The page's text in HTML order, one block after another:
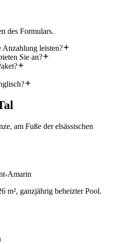
des Formulars.
leisten?
Sie an?
am Fuße der elsässischen
Amarin
m², ganzjährig beheizter Pool.